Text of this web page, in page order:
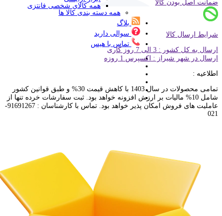
همه کالای شخصی فانتزی
همه دسته بندی کالا ها
بلاگ
سوالی دارید
تماس با هیس
ضمانت اصل بودن کالا
شرایط ارسال کالا
ارسال به کل کشور : 3 الی 7 روز کاری
ارسال در شهر شیراز : اکسپرس 1 روزه
اطلاعیه :
تمامی محصولات در سال 1403 با کاهش قیمت 30% و طبق قوانین کشور
شامل 10% مالیات بر ارزش افزونه خواهد بود. ثبت سفارشات خرده تنها از
عاملیت های فروش امکان پذیر خواهد بود. تماس با کارشناسان : 91691267-
021